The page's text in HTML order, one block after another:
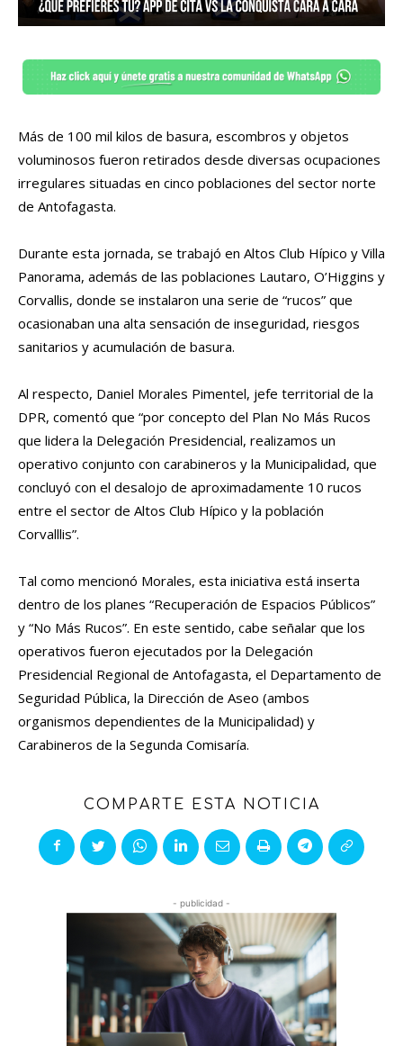
Más de 100 mil kilos de basura, escombros y objetos
voluminosos fueron retirados desde diversas ocupaciones
irregulares situadas en cinco poblaciones del sector norte
de Antofagasta.
Durante esta jornada, se trabajó en Altos Club Hípico y Villa
Panorama, además de las poblaciones Lautaro, O’Higgins y
Corvallis, donde se instalaron una serie de “rucos” que
ocasionaban una alta sensación de inseguridad, riesgos
sanitarios y acumulación de basura.
Al respecto, Daniel Morales Pimentel, jefe territorial de la
DPR, comentó que “por concepto del Plan No Más Rucos
que lidera la Delegación Presidencial, realizamos un
operativo conjunto con carabineros y la Municipalidad, que
concluyó con el desalojo de aproximadamente 10 rucos
entre el sector de Altos Club Hípico y la población
Corvalllis”.
Tal como mencionó Morales, esta iniciativa está inserta
dentro de los planes “Recuperación de Espacios Públicos”
y “No Más Rucos”. En este sentido, cabe señalar que los
operativos fueron ejecutados por la Delegación
Presidencial Regional de Antofagasta, el Departamento de
Seguridad Pública, la Dirección de Aseo (ambos
organismos dependientes de la Municipalidad) y
Carabineros de la Segunda Comisaría.
COMPARTE ESTA NOTICIA
- publicidad -